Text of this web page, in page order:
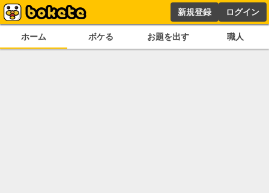
新規登録 ログイン
ホーム ボケる お題を出す 職人